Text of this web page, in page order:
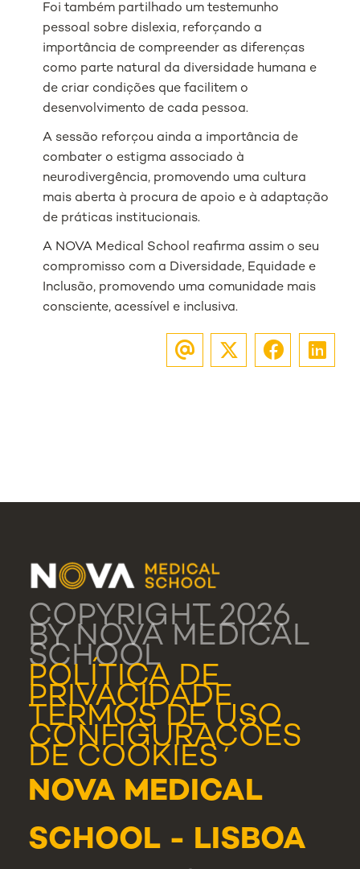
Foi também partilhado um testemunho
pessoal sobre dislexia, reforçando a
importância de compreender as diferenças
como parte natural da diversidade humana e
de criar condições que facilitem o
desenvolvimento de cada pessoa.
A sessão reforçou ainda a importância de
combater o estigma associado à
neurodivergência, promovendo uma cultura
mais aberta à procura de apoio e à adaptação
de práticas institucionais.
A NOVA Medical School reafirma assim o seu
compromisso com a Diversidade, Equidade e
Inclusão, promovendo uma comunidade mais
consciente, acessível e inclusiva.
COPYRIGHT 2026
BY NOVA MEDICAL
SCHOOL
POLÍTICA DE
PRIVACIDADE
TERMOS DE USO
CONFIGURAÇÕES
DE COOKIES
NOVA MEDICAL
SCHOOL - LISBOA